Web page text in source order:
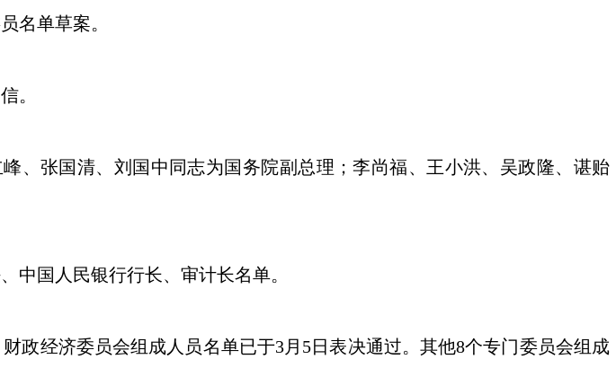
名单草案。
。
张国清、刘国中同志为国务院副总理；李尚福、王小洪、吴政隆、谌贻
国人民银行行长、审计长名单。
经济委员会组成人员名单已于3月5日表决通过。其他8个专门委员会组成